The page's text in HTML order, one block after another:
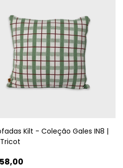
Kilt - Coleção Gales IN8 |